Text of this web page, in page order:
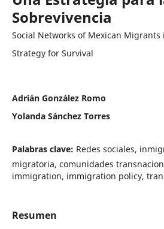
Sobrevivencia
Social Networks of Mexican Migrants
Strategy for Survival
Adrián González Romo
Yolanda Sánchez Torres
Palabras clave: Redes sociales,
migratoria, comunidades
immigration, immigration policy,
Resumen